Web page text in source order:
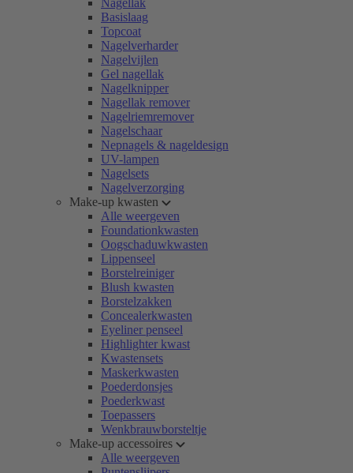
Nagellak
Basislaag
Topcoat
Nagelverharder
Nagelvijlen
Gel nagellak
Nagelknipper
Nagellak remover
Nagelriemremover
Nagelschaar
Nepnagels & nageldesign
UV-lampen
Nagelsets
Nagelverzorging
Make-up kwasten
Alle weergeven
Foundationkwasten
Oogschaduwkwasten
Lippenseel
Borstelreiniger
Blush kwasten
Borstelzakken
Concealerkwasten
Eyeliner penseel
Highlighter kwast
Kwastensets
Maskerkwasten
Poederdonsjes
Poederkwast
Toepassers
Wenkbrauwborsteltje
Make-up accessoires
Alle weergeven